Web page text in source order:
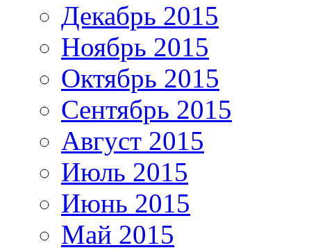
Декабрь 2015
Ноябрь 2015
Октябрь 2015
Сентябрь 2015
Август 2015
Июль 2015
Июнь 2015
Май 2015